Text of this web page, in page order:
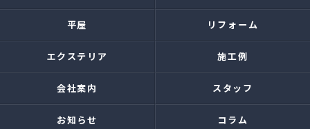
平屋 リフォーム
エクステリア 施工例
会社案内 スタッフ
お知らせ コラム